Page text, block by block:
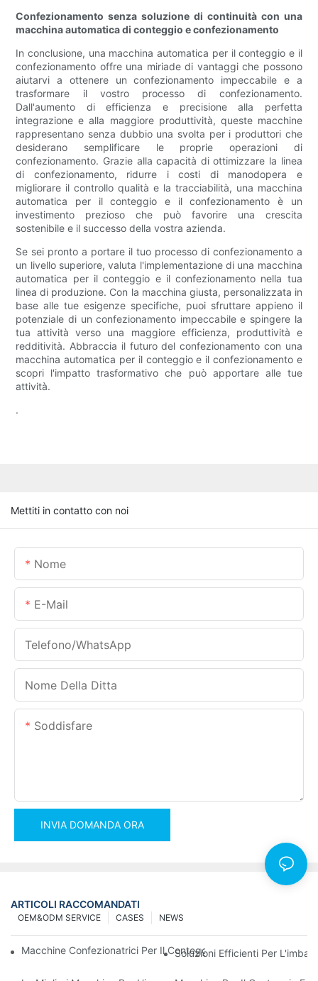
Confezionamento senza soluzione di continuità con una
macchina automatica di conteggio e confezionamento
In conclusione, una macchina automatica per il conteggio e il
confezionamento offre una miriade di vantaggi che possono
aiutarvi a ottenere un confezionamento impeccabile e a
trasformare il vostro processo di confezionamento.
Dall'aumento di efficienza e precisione alla perfetta
integrazione e alla maggiore produttività, queste macchine
rappresentano senza dubbio una svolta per i produttori che
desiderano semplificare le proprie operazioni di
confezionamento. Grazie alla capacità di ottimizzare la linea
di confezionamento, ridurre i costi di manodopera e
migliorare il controllo qualità e la tracciabilità, una macchina
automatica per il conteggio e il confezionamento è un
investimento prezioso che può favorire una crescita
sostenibile e il successo della vostra azienda.
Se sei pronto a portare il tuo processo di confezionamento a
un livello superiore, valuta l'implementazione di una macchina
automatica per il conteggio e il confezionamento nella tua
linea di produzione. Con la macchina giusta, personalizzata in
base alle tue esigenze specifiche, puoi sfruttare appieno il
potenziale di un confezionamento impeccabile e spingere la
tua attività verso una maggiore efficienza, produttività e
redditività. Abbraccia il futuro del confezionamento con una
macchina automatica per il conteggio e il confezionamento e
scopri l'impatto trasformativo che può apportare alle tue
attività.
.
Mettiti in contatto con noi
Nome
E-Mail
Telefono/WhatsApp
Nome Della Ditta
Soddisfare
INVIA DOMANDA ORA
ARTICOLI RACCOMANDATI
NEWS
CASES
OEM&ODM SERVICE
Macchine Confezionatrici Per Il Conteggio Delle Viti Per
Soluzioni Efficienti Per